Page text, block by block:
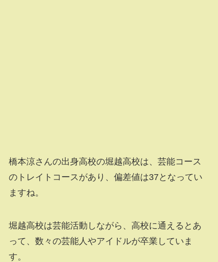
橋本涼さんの出身高校の堀越高校は、芸能コース
のトレイトコースがあり、偏差値は37となってい
ますね。
堀越高校は芸能活動しながら、高校に通えるとあ
って、数々の芸能人やアイドルが卒業していま
す。